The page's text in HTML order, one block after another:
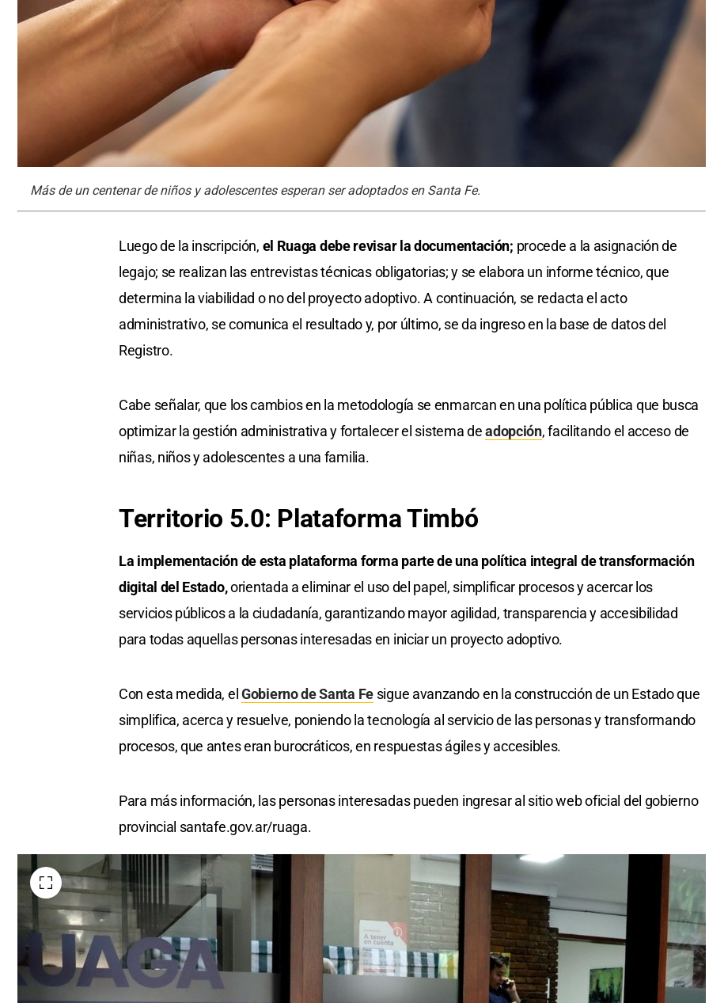
Más de un centenar de niños y adolescentes esperan ser adoptados en Santa Fe.
Luego de la inscripción, el Ruaga debe revisar la documentación; procede a la asignación de
legajo; se realizan las entrevistas técnicas obligatorias; y se elabora un informe técnico, que
determina la viabilidad o no del proyecto adoptivo. A continuación, se redacta el acto
administrativo, se comunica el resultado y, por último, se da ingreso en la base de datos del
Registro.
Cabe señalar, que los cambios en la metodología se enmarcan en una política pública que busca
optimizar la gestión administrativa y fortalecer el sistema deadopción, facilitando el acceso de
niñas, niños y adolescentes a una familia.
Territorio 5.0: Plataforma Timbó
La implementación de esta plataforma forma parte de una política integral de transformación
digital del Estado,orientada a eliminar el uso del papel, simplificar procesos y acercar los
servicios públicos a la ciudadanía, garantizando mayor agilidad, transparencia y accesibilidad
para todas aquellas personas interesadas en iniciar un proyecto adoptivo.
Con esta medida, el Gobierno de Santa Fe sigue avanzando en la construcción de un Estado que
simplifica, acerca y resuelve, poniendo la tecnología al servicio de las personas y transformando
procesos, que antes eran burocráticos, en respuestas ágiles y accesibles.
Para más información, las personas interesadas pueden ingresar al sitio web oficial del gobierno
provincial santafe.gov.ar/ruaga.